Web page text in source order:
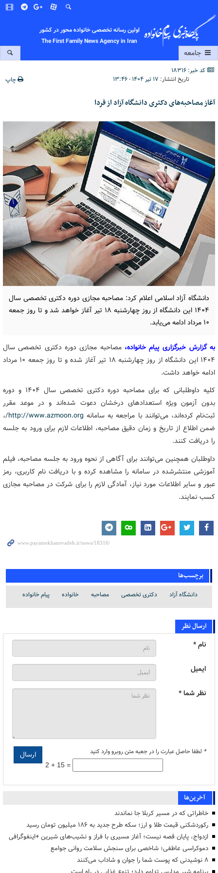
اولین رسانه تخصصی خانواده محور در کشور
The First Family News Agency in Iran
جامعه
کد خبر: 18316
تاریخ انتشار: ۱۷ تیر ۱۴۰۴ - ۱۳:۴۶ چاپ
آغاز مصاحبه‌های دکتری دانشگاه آزاد از فردا
دانشگاه آزاد اسلامی اعلام کرد: مصاحبه مجازی دوره دکتری تخصصی سال
۱۴۰۴ این دانشگاه از روز چهارشنبه ۱۸ تیر آغاز خواهد شد و تا روز جمعه
۱۰ مرداد ادامه می‌یابد.
به گزارش خبرگزاری پیام خانواده، مصاحبه مجازی دوره دکتری تخصصی سال
۱۴۰۴ این دانشگاه از روز چهارشنبه ۱۸ تیر آغاز شده و تا روز جمعه ۱۰ مرداد
ادامه خواهد داشت.
کلیه داوطلبانی که برای مصاحبه دوره دکتری تخصصی سال ۱۴۰۴ و دوره
بدون آزمون ویژه استعدادهای درخشان دعوت شده‌اند و در موعد مقرر
ثبت‌نام کرده‌اند، می‌توانند با مراجعه به سامانه http://www.azmoon.org/،
ضمن اطلاع از تاریخ و زمان دقیق مصاحبه، اطلاعات لازم برای ورود به جلسه
را دریافت کنند.
داوطلبان همچنین می‌توانند برای آگاهی از نحوه ورود به جلسه مصاحبه، فیلم
آموزشی منتشرشده در سامانه را مشاهده کرده و با دریافت نام کاربری، رمز
عبور و سایر اطلاعات مورد نیاز، آمادگی لازم را برای شرکت در مصاحبه مجازی
کسب نمایند.
برچسب‌ها
دانشگاه آزاد دکتری تخصصی مصاحبه خانواده پیام خانواده
ارسال نظر
نام *
ایمیل
نظر شما *
* لطفا حاصل عبارت را در جعبه متن روبرو وارد کنید
2 + 15 =
آخرین‌ها
خاطراتی که در مسیر کربلا جا نماندند
رکوردشکنی قیمت طلا و ارز؛ سکه طرح جدید به ۱۸۶ میلیون تومان رسید
ازدواج، پایان قصه نیست؛ آغاز مسیری با فراز و نشیب‌های شیرین +اینفوگرافی
دموکراسی عاطفی؛ شاخصی برای سنجش سلامت روانی جوامع
۸ نوشیدنی که پوست شما را جوان و شاداب می‌کنند